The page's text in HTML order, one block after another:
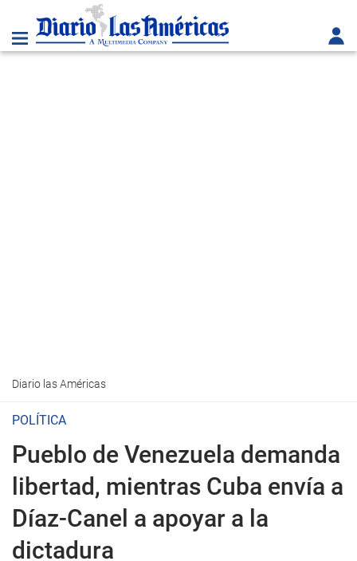
Diario las Américas
POLÍTICA
Pueblo de Venezuela demanda
libertad, mientras Cuba envía a
Díaz-Canel a apoyar a la
dictadura